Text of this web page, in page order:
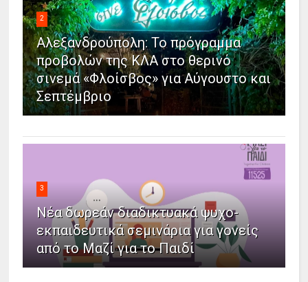
2
Αλεξανδρούπολη: Το πρόγραμμα
προβολών της ΚΛΑ στο θερινό
σινεμά «Φλοίσβος» για Αύγουστο και
Σεπτέμβριο
3
Νέα δωρεάν διαδικτυακά ψυχο-
εκπαιδευτικά σεμινάρια για γονείς
από το Μαζί για το Παιδί